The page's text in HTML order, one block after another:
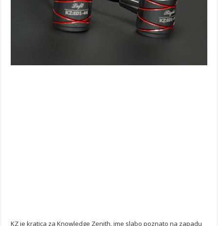
KZ je kratica za Knowledge Zenith, ime slabo poznato na zapadu